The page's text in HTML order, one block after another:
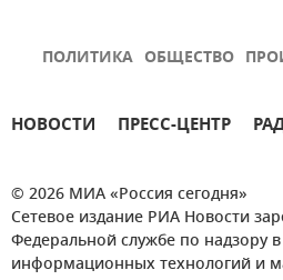
ПОЛИТИКА ОБЩЕСТВО
НОВОСТИ ПРЕСС-ЦЕНТР
© 2026 МИА «Россия сегодня»
Сетевое издание РИА Новости
Федеральной службе по надзору
информационных технологий и